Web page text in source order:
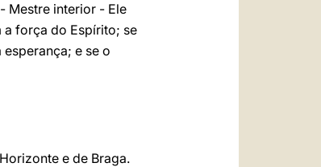
Mestre interior - Ele
a força do Espírito; se
e se o
e de Braga.